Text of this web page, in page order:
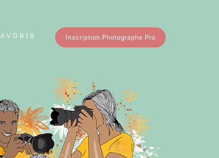
Inscription Photographe Pro